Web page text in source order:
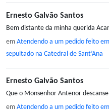
Ernesto Galvão Santos
Bem distante da minha querida
em Atendendo a um pedido feito
sepultado na Catedral de Sant’Ana
Ernesto Galvão Santos
Que o Monsenhor Antenor
em Atendendo a um pedido feito